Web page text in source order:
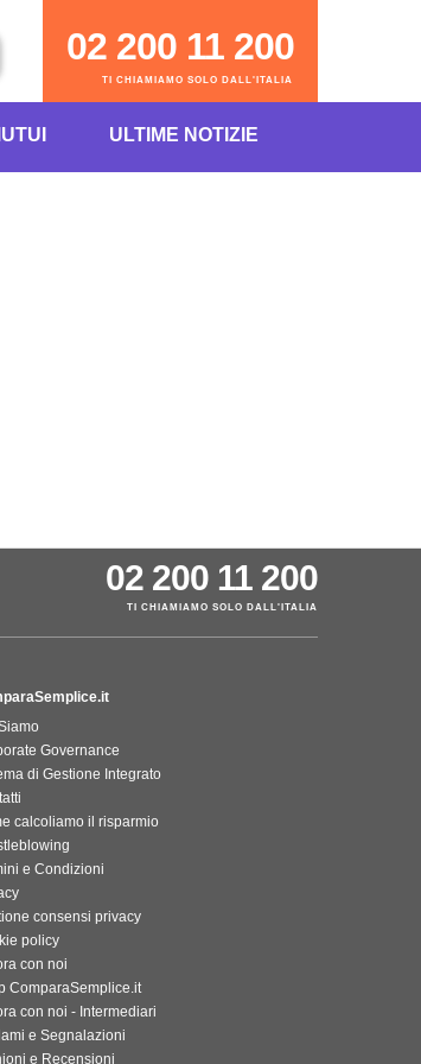
TI CHIAMIAMO SOLO DALL'ITALIA
02 200 11 200
ULTIME NOTIZIE
TI CHIAMIAMO SOLO DALL'ITALIA
02 200 11 200
Governance
di Gestione Integrato
calcoliamo il risparmio
e Condizioni
consensi privacy
policy
con noi
ComparaSemplice.it
con noi - Intermediari
e Segnalazioni
e Recensioni